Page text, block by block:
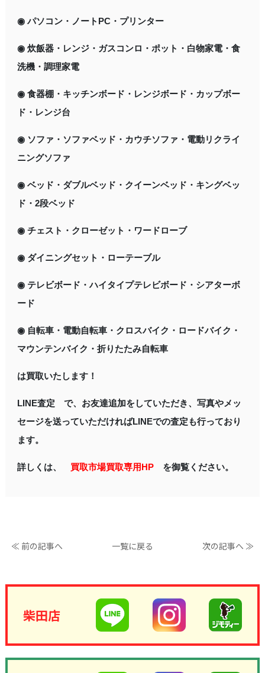
◉ パソコン・ノートPC・プリンター
◉ 炊飯器・レンジ・ガスコンロ・ポット・白物家電・食
洗機・調理家電
◉ 食器棚・キッチンボード・レンジボード・カップボー
ド・レンジ台
◉ ソファ・ソファベッド・カウチソファ・電動リクライ
ニングソファ
◉ ベッド・ダブルベッド・クイーンベッド・キングベッ
ド・2段ベッド
◉ チェスト・クローゼット・ワードローブ
◉ ダイニングセット・ローテーブル
◉ テレビボード・ハイタイプテレビボード・シアターボ
ード
◉ 自転車・電動自転車・クロスバイク・ロードバイク・
マウンテンバイク・折りたたみ自転車
は買取いたします！
LINE査定 で、お友達追加をしていただき、写真やメッ
セージを送っていただければLINEでの査定も行っており
ます。
詳しくは、 買取市場買取専用HP を御覧ください。
≪ 前の記事へ 一覧に戻る 次の記事へ ≫
柴田店